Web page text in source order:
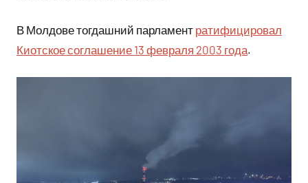
В Молдове тогдашний парламент ратифицировал
Киотское соглашение 13 февраля 2003 года.